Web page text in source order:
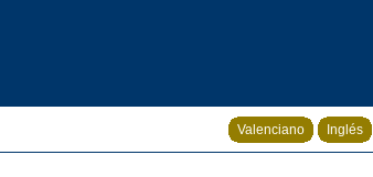
Valenciano Inglés